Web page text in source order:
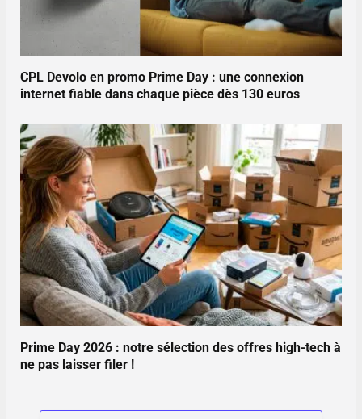
CPL Devolo en promo Prime Day : une connexion
internet fiable dans chaque pièce dès 130 euros
Prime Day 2026 : notre sélection des offres high-tech à
ne pas laisser filer !